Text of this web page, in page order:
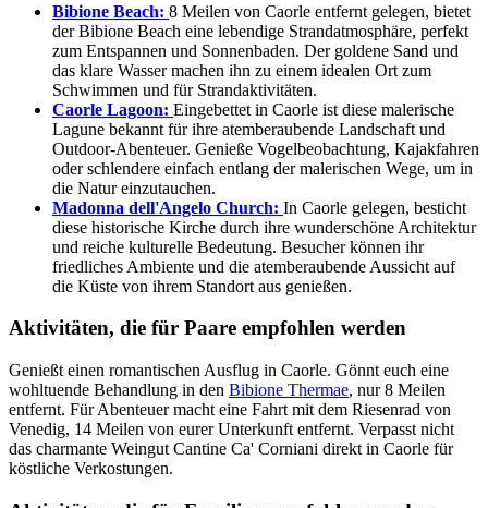
Bibione Beach: 8 Meilen von Caorle entfernt gelegen, bietet
der Bibione Beach eine lebendige Strandatmosphäre, perfekt
zum Entspannen und Sonnenbaden. Der goldene Sand und
das klare Wasser machen ihn zu einem idealen Ort zum
Schwimmen und für Strandaktivitäten.
Caorle Lagoon: Eingebettet in Caorle ist diese malerische
Lagune bekannt für ihre atemberaubende Landschaft und
Outdoor-Abenteuer. Genieße Vogelbeobachtung, Kajakfahren
oder schlendere einfach entlang der malerischen Wege, um in
die Natur einzutauchen.
Madonna dell'Angelo Church: In Caorle gelegen, besticht
diese historische Kirche durch ihre wunderschöne Architektur
und reiche kulturelle Bedeutung. Besucher können ihr
friedliches Ambiente und die atemberaubende Aussicht auf
die Küste von ihrem Standort aus genießen.
Aktivitäten, die für Paare empfohlen werden
Genießt einen romantischen Ausflug in Caorle. Gönnt euch eine
wohltuende Behandlung in den Bibione Thermae, nur 8 Meilen
entfernt. Für Abenteuer macht eine Fahrt mit dem Riesenrad von
Venedig, 14 Meilen von eurer Unterkunft entfernt. Verpasst nicht
das charmante Weingut Cantine Ca' Corniani direkt in Caorle für
köstliche Verkostungen.